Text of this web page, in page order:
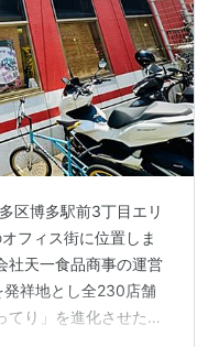
区博多駅前3丁目エリ
フィス街に位置しま
社天一食品商事の運営
祥地とし全230店舗
てり」を進化させた